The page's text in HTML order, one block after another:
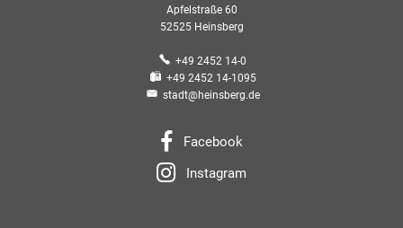
Apfelstraße 60
52525 Heinsberg
+49 2452 14-0
+49 2452 14-1095
stadt@heinsberg.de
Facebook
Instagram